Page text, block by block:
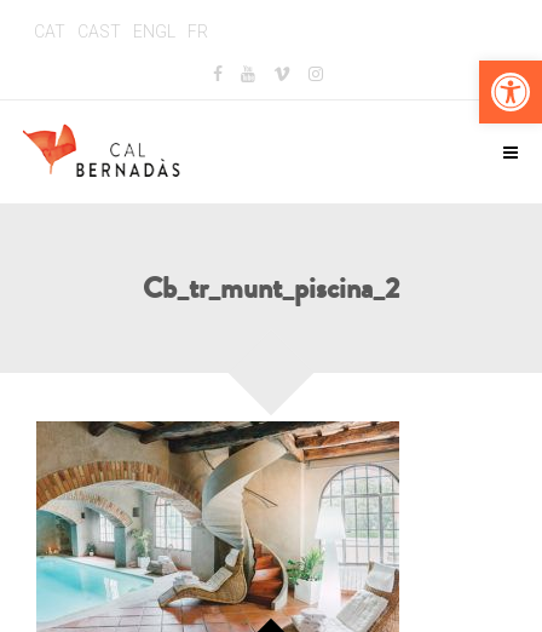
CAT CAST ENGL FR
Cb_tr_munt_piscina_2